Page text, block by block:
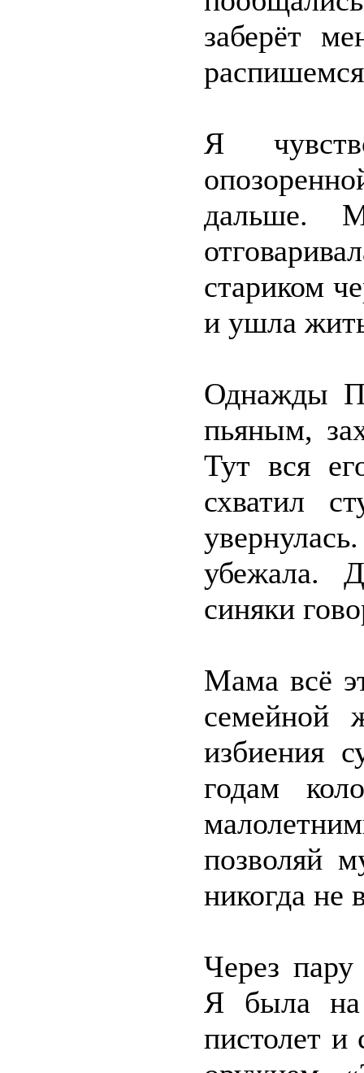
заберёт
Я
дальше.
стариком
и ушла
Однажды
пьяным,
Тут вся
схватил
убежала.
синяки
Мама всё
семейной
избиения
годам
позволяй
никогда не
Через
Я была на
пистолет и